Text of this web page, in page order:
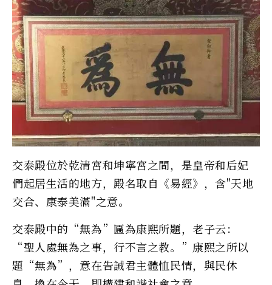
交泰殿位於乾清宮和坤寧宮之間，是皇帝和后妃
們起居生活的地方，殿名取自《易經》，含"天地
交合、康泰美滿"之意。
交泰殿中的“無為”匾為康熙所題，老子云：
“聖人處無為之事，行不言之教。”康熙之所以
題“無為”，意在告誡君主體恤民情，與民休